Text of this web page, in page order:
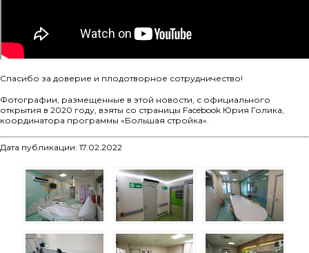
Спасибо за доверие и плодотворное сотрудничество!
Фотографии, размещенные в этой новости, с официального
открытия в 2020 году, взяты со страницы Facebook Юрия Голика,
координатора программы «Большая стройка».
Дата публикации: 17.02.2022